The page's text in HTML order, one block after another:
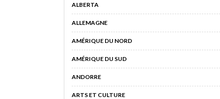
ALBERTA
ALLEMAGNE
AMÉRIQUE DU NORD
AMÉRIQUE DU SUD
ANDORRE
ARTS ET CULTURE